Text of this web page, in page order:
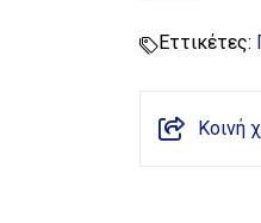
Εττικέτες:
Κοινή